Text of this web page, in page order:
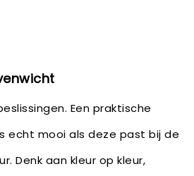
Een praktische
echt mooi als deze past bij de
Denk aan kleur op kleur,